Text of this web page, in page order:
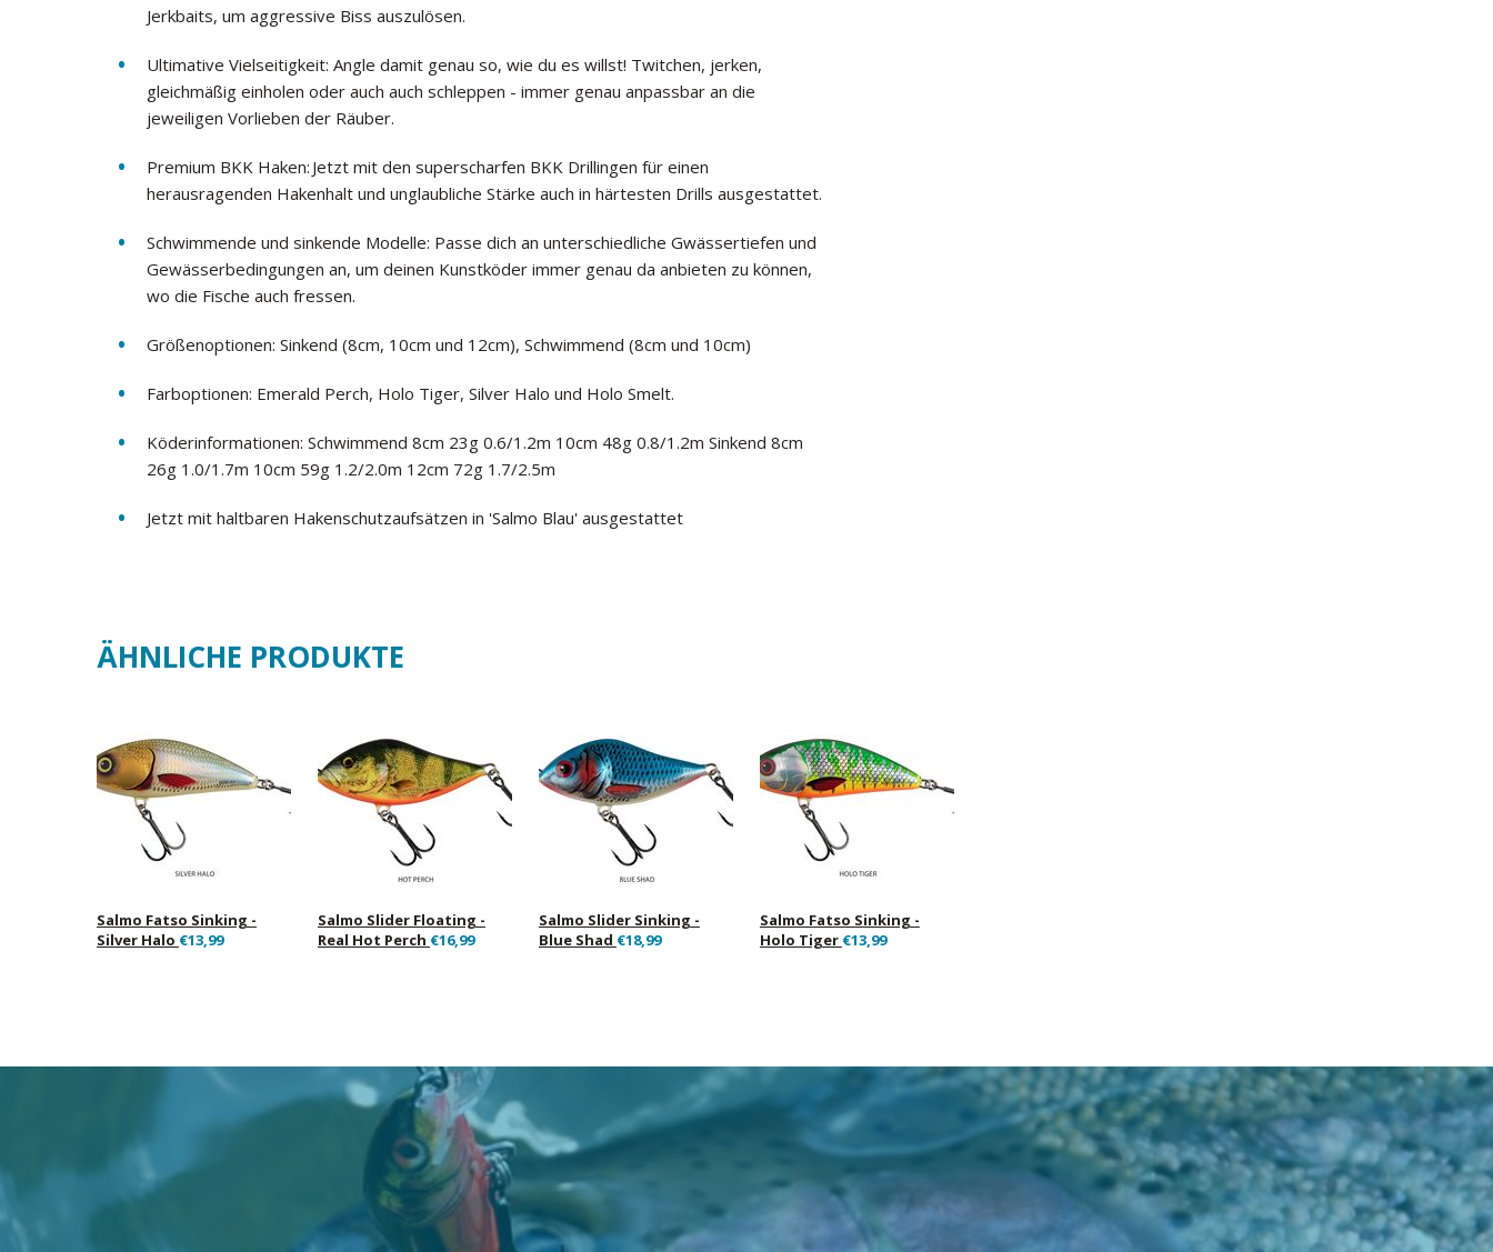
Jerkbaits, um aggressive Biss auszulösen.
Ultimative Vielseitigkeit: Angle damit genau so, wie du es willst! Twitchen, jerken,
gleichmäßig einholen oder auch auch schleppen - immer genau anpassbar an die
jeweiligen Vorlieben der Räuber.
Premium BKK Haken: Jetzt mit den superscharfen BKK Drillingen für einen
herausragenden Hakenhalt und unglaubliche Stärke auch in härtesten Drills ausgestattet.
Schwimmende und sinkende Modelle: Passe dich an unterschiedliche Gwässertiefen und
Gewässerbedingungen an, um deinen Kunstköder immer genau da anbieten zu können,
wo die Fische auch fressen.
Größenoptionen: Sinkend (8cm, 10cm und 12cm), Schwimmend (8cm und 10cm)
Farboptionen: Emerald Perch, Holo Tiger, Silver Halo und Holo Smelt.
Köderinformationen: Schwimmend 8cm 23g 0.6/1.2m 10cm 48g 0.8/1.2m Sinkend 8cm
26g 1.0/1.7m 10cm 59g 1.2/2.0m 12cm 72g 1.7/2.5m
Jetzt mit haltbaren Hakenschutzaufsätzen in 'Salmo Blau' ausgestattet
ÄHNLICHE PRODUKTE
Salmo Fatso Sinking -
Silver Halo €13,99
Salmo Slider Floating -
Real Hot Perch €16,99
Salmo Slider Sinking -
Blue Shad €18,99
Salmo Fatso Sinking -
Holo Tiger €13,99